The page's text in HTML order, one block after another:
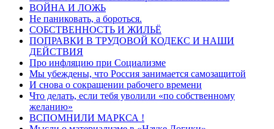
ВОЙНА И ЛОЖЬ
Не паниковать, а бороться.
СОБСТВЕННОСТЬ И ЖИЛЬЁ
ПОПРАВКИ В ТРУДОВОЙ КОДЕКС И НАШИ
ДЕЙСТВИЯ
Про инфляцию при Социализме
Мы убеждены, что Россия занимается самозащитой
И снова о сокращении рабочего времени
Что делать, если тебя уволили «по собственному
желанию»
ВСПОМНИЛИ МАРКСА !